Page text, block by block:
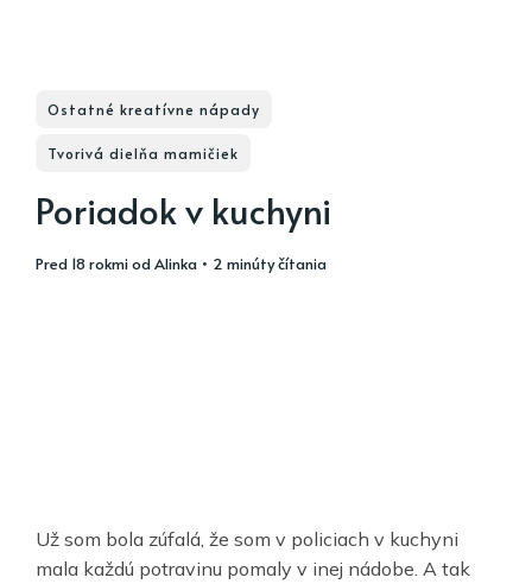
Ostatné kreatívne nápady
Tvorivá dielňa mamičiek
Poriadok v kuchyni
pred 18 rokmiodAlinka • 2 minúty čítania
Už som bola zúfalá, že som v policiach v kuchyni
mala každú potravinu pomaly v inej nádobe. A tak